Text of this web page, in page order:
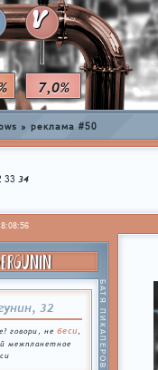
7,0%
V
» реклама #50
33 34
32
говори, не беси
межпланетное
БАТЯ ПИКАПЕРОВ